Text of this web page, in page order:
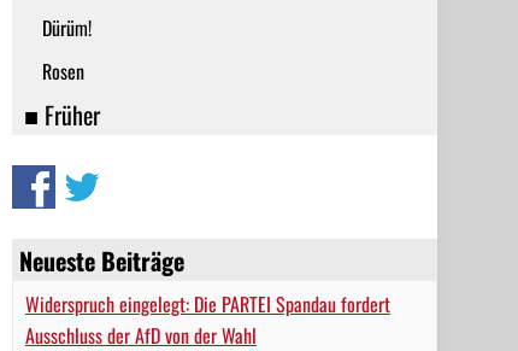
Dürüm!
Rosen
■ Früher
Neueste Beiträge
Widerspruch eingelegt: Die PARTEI Spandau fordert
Ausschluss der AfD von der Wahl